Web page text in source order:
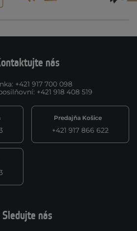
nás
: +421 917 700 098
: +421 918 408 519
Predajňa Košice
+421 917 866 622
Sledujte nás